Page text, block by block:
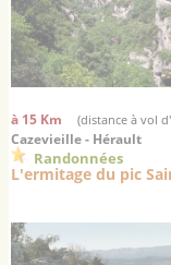
à 15 Km (distance à vol
Cazevieille - Hérault
Randonnées
L'ermitage du pic